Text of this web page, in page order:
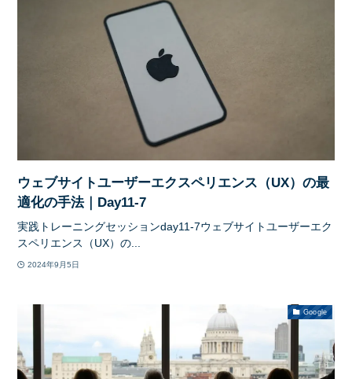
ウェブサイトユーザーエクスペリエンス（UX）の最
適化の手法｜Day11-7
実践トレーニングセッションday11-7ウェブサイトユーザーエク
スペリエンス（UX）の...
2024年9月5日
Google